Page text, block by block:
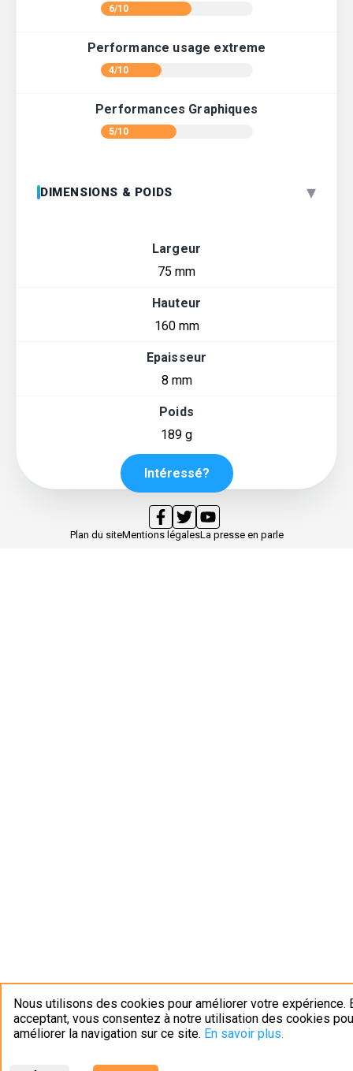
Nous utilisons des cookies pour améliorer votre expérience.
acceptant, vous consentez à notre utilisation des cookies
améliorer la navigation sur ce site. En savoir plus.
6/10
Performance usage extreme
4/10
Performances Graphiques
5/10
DIMENSIONS & POIDS ▾
Largeur
75 mm
Hauteur
160 mm
Epaisseur
8 mm
Poids
189 g
Intéressé?
Plan du siteMentions légalesLa presse en parle